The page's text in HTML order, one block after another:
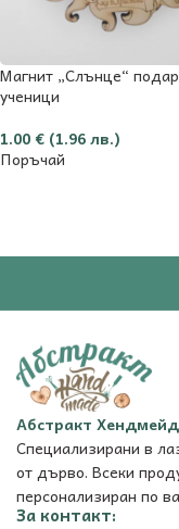
Магнит „Слънце“
ученици
1.00 € (1.96 лв.)
Поръчай
Абстракт Хендмейд
Специализирани в
от дърво. Всеки
персонализиран по
За контакт: